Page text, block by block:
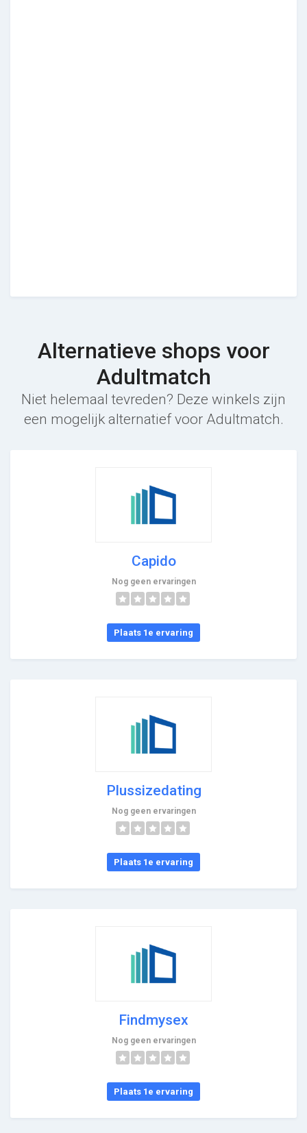
Alternatieve shops voor
Adultmatch
Niet helemaal tevreden? Deze winkels zijn
een mogelijk alternatief voor Adultmatch.
Capido
Nog geen ervaringen
Plaats 1e ervaring
Plussizedating
Nog geen ervaringen
Plaats 1e ervaring
Findmysex
Nog geen ervaringen
Plaats 1e ervaring